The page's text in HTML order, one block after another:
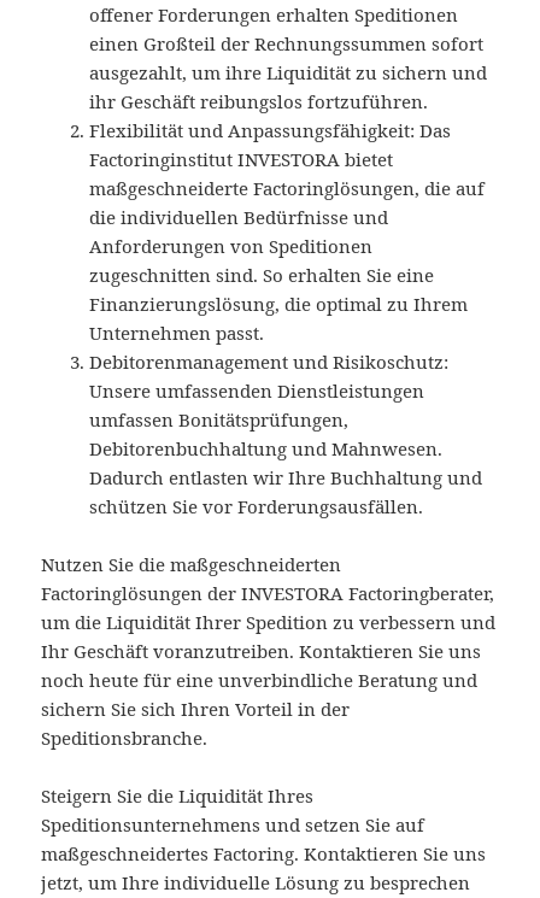
offener Forderungen erhalten Speditionen
einen Großteil der Rechnungssummen sofort
ausgezahlt, um ihre Liquidität zu sichern und
ihr Geschäft reibungslos fortzuführen.
Flexibilität und Anpassungsfähigkeit: Das
Factoringinstitut INVESTORA bietet
maßgeschneiderte Factoringlösungen, die auf
die individuellen Bedürfnisse und
Anforderungen von Speditionen
zugeschnitten sind. So erhalten Sie eine
Finanzierungslösung, die optimal zu Ihrem
Unternehmen passt.
Debitorenmanagement und Risikoschutz:
Unsere umfassenden Dienstleistungen
umfassen Bonitätsprüfungen,
Debitorenbuchhaltung und Mahnwesen.
Dadurch entlasten wir Ihre Buchhaltung und
schützen Sie vor Forderungsausfällen.
Nutzen Sie die maßgeschneiderten
Factoringlösungen der INVESTORA Factoringberater,
um die Liquidität Ihrer Spedition zu verbessern und
Ihr Geschäft voranzutreiben. Kontaktieren Sie uns
noch heute für eine unverbindliche Beratung und
sichern Sie sich Ihren Vorteil in der
Speditionsbranche.
Steigern Sie die Liquidität Ihres
Speditionsunternehmens und setzen Sie auf
maßgeschneidertes Factoring. Kontaktieren Sie uns
jetzt, um Ihre individuelle Lösung zu besprechen